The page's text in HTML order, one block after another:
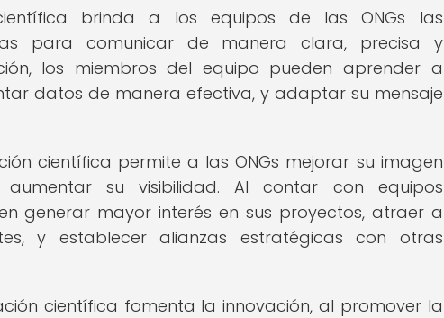
brinda a los equipos de las ONGs las
para comunicar de manera clara, precisa y
los miembros del equipo pueden aprender a
datos de manera efectiva, y adaptar su mensaje
científica permite a las ONGs mejorar su imagen
su visibilidad. Al contar con equipos
generar mayor interés en sus proyectos, atraer a
y establecer alianzas estratégicas con otras
científica fomenta la innovación, al promover la